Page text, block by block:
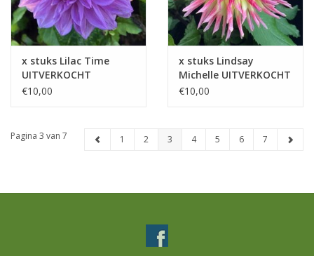
x stuks Lilac Time
UITVERKOCHT
€10,00
x stuks Lindsay
Michelle UITVERKOCHT
€10,00
Pagina 3 van 7 1 2 3 4 5 6 7